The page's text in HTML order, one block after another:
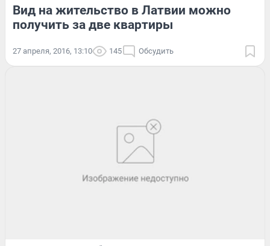
Вид на жительство в Латвии можно
получить за две квартиры
27 апреля, 2016, 13:10 145 Обсудить